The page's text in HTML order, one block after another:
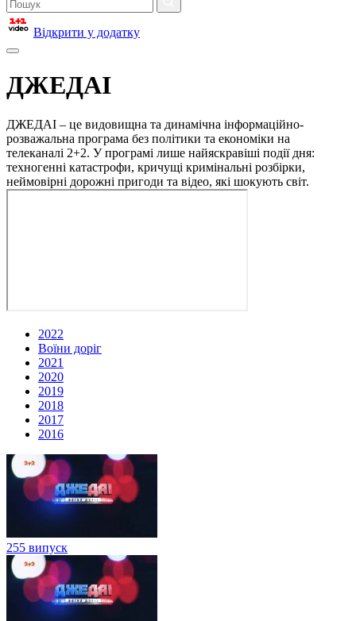
Відкрити у додатку
ДЖЕДАІ
ДЖЕДАІ – це видовищна та динамічна інформаційно-
розважальна програма без політики та економіки на
телеканалі 2+2. У програмі лише найяскравіші події дня:
техногенні катастрофи, кричущі кримінальні розбірки,
неймовірні дорожні пригоди та відео, які шокують світ.
2022
Воїни доріг
2021
2020
2019
2018
2017
2016
255 випуск